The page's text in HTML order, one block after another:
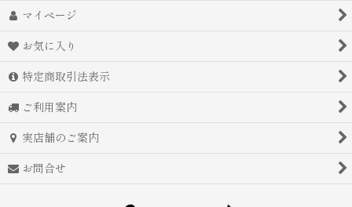
マイページ
お気に入り
特定商取引法表示
ご利用案内
実店舗のご案内
お問合せ